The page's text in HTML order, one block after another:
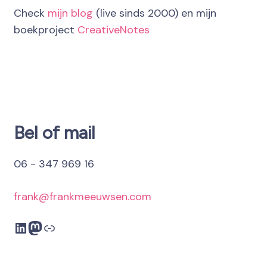
Check mijn blog (live sinds 2000) en mijn
boekproject CreativeNotes
Bel of mail
06 - 347 969 16
frank@frankmeeuwsen.com
LinkedIn
Mastodon
Link